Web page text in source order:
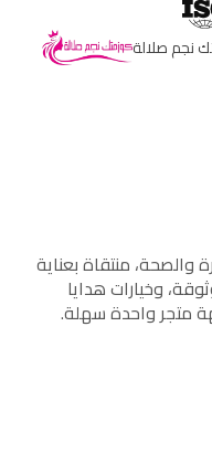
نجم صلالة
والصحة، منتقاة بعناية
وخيارات هدايا
متجر واحدة سهلة.